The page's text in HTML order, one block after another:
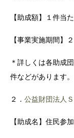
【助成額】１件当
【事業実施期間】
＊詳しくは各助成
件などがあります。
２． 公益財団法人
【助成名】住民参